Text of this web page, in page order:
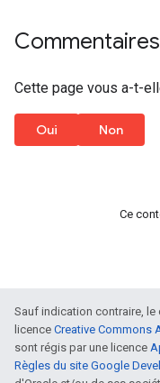
Commentaires
Cette page vous a-t-
Oui Non
Ce
Sauf indication contraire,
licence Creative Commons
sont régis par une licence
Règles du site Google